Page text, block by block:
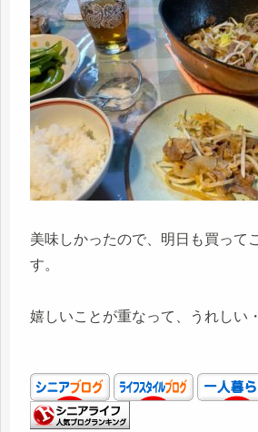
美味しかったので、明日も買って
す。
嬉しいことが重なって、うれしい